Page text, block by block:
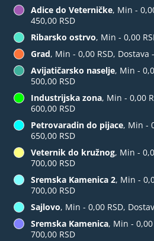
Adice do Veterničke, Min -
450,00 RSD
Ribarsko ostrvo, Min - 0,00
Grad, Min - 0,00 RSD, Dostava
Avijatičarsko naselje, Min -
500,00 RSD
Industrijska zona, Min - 0,00
600,00 RSD
Petrovaradin do pijace, Min -
650,00 RSD
Veternik do kružnog, Min -
700,00 RSD
Sremska Kamenica 2, Min -
700,00 RSD
Sajlovo, Min - 0,00 RSD,
Sremska Kamenica, Min - 0,00
700,00 RSD